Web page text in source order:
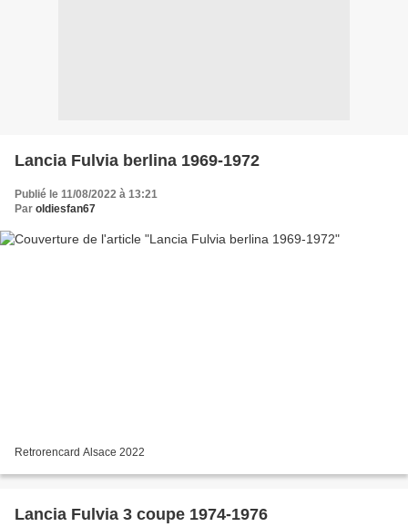
Lancia Fulvia berlina 1969-1972
Publié le 11/08/2022 à 13:21
Par oldiesfan67
Retrorencard Alsace 2022
Lancia Fulvia 3 coupe 1974-1976